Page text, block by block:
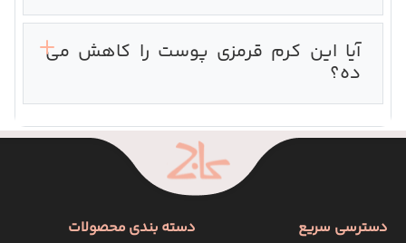
آیا این کرم قرمزی پوست را کاهش می
ده؟
دسترسی سریع دسته بندی محصولات